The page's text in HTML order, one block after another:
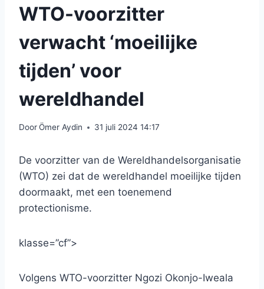
WTO-voorzitter
verwacht ‘moeilijke
tijden’ voor
wereldhandel
DoorÖmer Aydin 31 juli 2024 14:17
De voorzitter van de Wereldhandelsorganisatie
(WTO) zei dat de wereldhandel moeilijke tijden
doormaakt, met een toenemend
protectionisme.
klasse=”cf”>
Volgens WTO-voorzitter Ngozi Okonjo-Iweala